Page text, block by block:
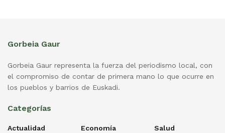
Gorbeia Gaur
Gorbeia Gaur representa la fuerza del periodismo local, con
el compromiso de contar de primera mano lo que ocurre en
los pueblos y barrios de Euskadi.
Categorías
Actualidad
Economía
Salud